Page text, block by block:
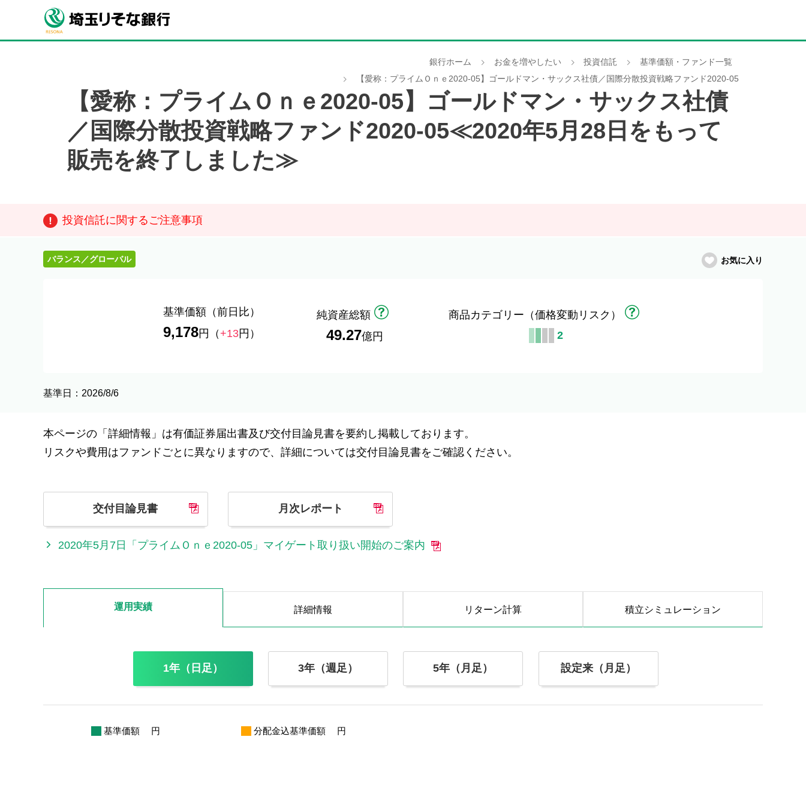
銀行ホーム お金を増やしたい 投資信託
基準価額・ファンド一覧
【愛称：プライムＯｎｅ2020-05】ゴールドマン・サックス社債／国際分散投資戦略ファンド2020-05
【愛称：プライムＯｎｅ2020-05】ゴールドマン・サックス社債
／国際分散投資戦略ファンド2020-05≪2020年5月28日をもって
販売を終了しました≫
投資信託に関するご注意事項
バランス／グローバル お気に入り
基準価額 （前日比）
9,178円 （+13円）
純資産総額
49.27億円
商品カテゴリー （価格変動リスク）
2
基準日：2026/8/6
本ページの「詳細情報」は有価証券届出書及び交付目論見書を要約し掲載しております。
リスクや費用はファンドごとに異なりますので、詳細については交付目論見書をご確認ください。
交付目論見書 月次レポート
2020年5月7日「プライムＯｎｅ2020-05」マイゲート取り扱い開始のご案内
運用実績 詳細情報 リターン計算 積立シミュレーション
1年（日足） 3年（週足） 5年（月足） 設定来（月足）
基準価額 円 分配金込基準価額 円